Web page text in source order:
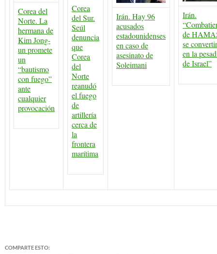
Corea del
Norte. La
hermana de
Kim Jong-
un promete
un
“bautismo
con fuego”
ante
cualquier
provocación
Corea
del Sur.
Seúl
denuncia
que
Corea
del
Norte
reanudó
el fuego
de
artillería
cerca de
la
frontera
marítima
Irán. Hay 96
acusados
estadounidenses
en caso de
asesinato de
Soleimani
Irán.
de
se
en la
de Israel”
COMPARTE ESTO: